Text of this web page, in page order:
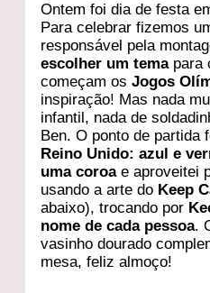
Ontem foi dia de festa
Para celebrar fizemos
responsável pela
escolher um temapara
começam osJogos
inspiração! Mas nada
infantil, nada de
Ben. O ponto de partida
Reino Unido: azul e
uma coroae aproveitei
usando a arte do Keep
abaixo), trocando por
nome de cada pessoa.
vasinho dourado
mesa, feliz almoço!